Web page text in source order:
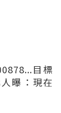
目標
曝：現在